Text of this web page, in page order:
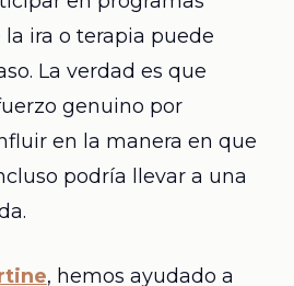
ira o terapia puede
La verdad es que
genuino por
en la manera en que
podría llevar a una
, hemos ayudado a